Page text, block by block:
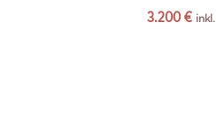
3.200€